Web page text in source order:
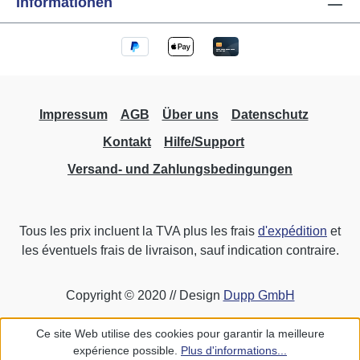
Évaluation directe ou via un ordinateur
central. Fonctions pour niveaux de boutons,
contrôle avec dépendances, formation de
fixes et dynamiques, génération de messages
d'état automatiques (retour d'information réel)
30 000 modules, max. 250 modules par
niveau de bus. Protocole avec évitement des
100 mémoires de scènes lumineuses
disponibles par sortie Options de connexion
pour capteurs tactiles EIB/KNX (standard),
Impressum AGB Über uns
Datenschutz
Kontakt
Hilfe/Support
Versand- und Zahlungsbedingungen
Tous les prix incluent la TVA plus les frais d'expédition et
les éventuels frais de livraison, sauf indication contraire.
Copyright © 2020 // Design Dupp GmbH
Ce site Web utilise des cookies pour garantir la meilleure
expérience possible. Plus d'informations...